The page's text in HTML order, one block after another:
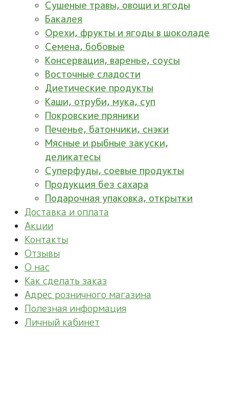
Сушеные травы, овощи и ягоды
Бакалея
Орехи, фрукты и ягоды в шоколаде
Семена, бобовые
Консервация, варенье, соусы
Восточные сладости
Диетические продукты
Каши, отруби, мука, суп
Покровские пряники
Печенье, батончики, снэки
Мясные и рыбные закуски,
деликатесы
Суперфуды, соевые продукты
Продукция без сахара
Подарочная упаковка, открытки
Доставка и оплата
Акции
Контакты
Отзывы
О нас
Как сделать заказ
Адрес розничного магазина
Полезная информация
Личный кабинет